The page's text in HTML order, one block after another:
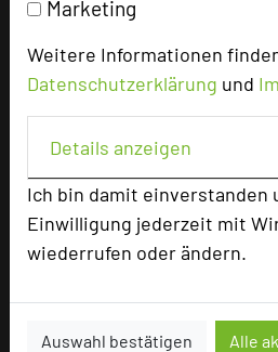
Marketing
Weitere Informationen
Datenschutzerklärung und
Details anzeigen
Ich bin damit einverstanden
Einwilligung jederzeit mit
wiederrufen oder ändern.
Auswahl bestätigen
Besonders geeignet für
Seminar, Konferenz, Klausur
2701 Seiten dieses Hotels